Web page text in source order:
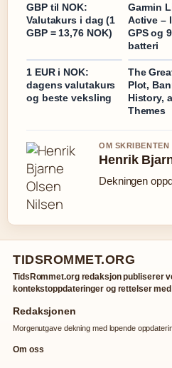
GBP til NOK:
Valutakurs i dag (1
GBP = 13,76 NOK)
Garmin
Active –
GPS og
batteri
1 EUR i NOK:
dagens valutakurs
og beste veksling
The
Plot,
History,
Themes
OM SKRIBENTEN
Henrik
Dekningen
TIDSROMMET.ORG
TidsRommet.org redaksjon publiserer
kontekstoppdateringer og rettelser
Redaksjonen
Morgenutgave dekning med lopende
Om oss